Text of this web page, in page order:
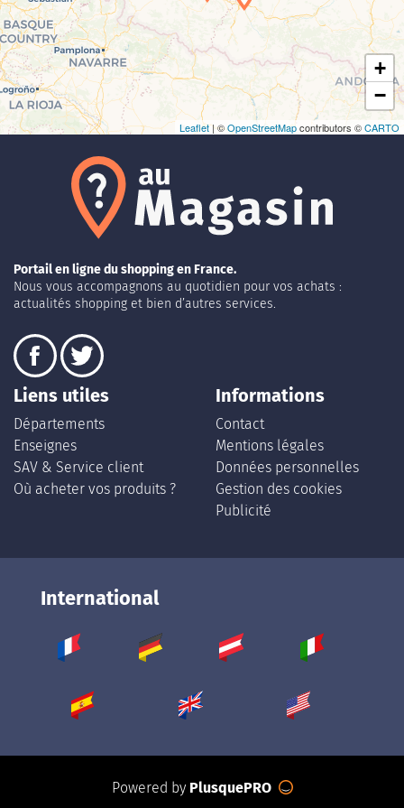
+
−
Leaflet| ©OpenStreetMapcontributors ©CARTO
Portail en ligne du shopping en France.
Nous vous accompagnons au quotidien pour vos achats :
actualités shopping et bien d’autres services.
Liens utiles
Départements
Enseignes
SAV & Service client
Où acheter vos produits ?
Informations
Contact
Mentions légales
Données personnelles
Gestion des cookies
Publicité
International
Powered by PlusquePRO